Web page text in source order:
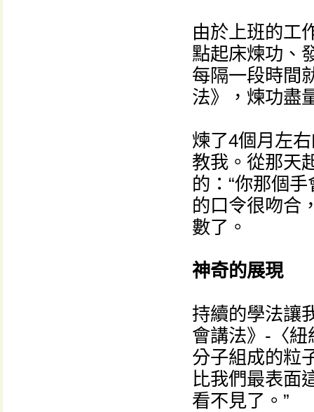
由於上班的工
點起床煉功、
每隔一段時間
法》，煉功盡
煉了4個月左
教我。從那天
的：“你那個
的口令很吻合
數了。
神奇的展現
持續的學法讓
會講法》-〈紐
分子組成的粒
比我們最表面
看不見了。”